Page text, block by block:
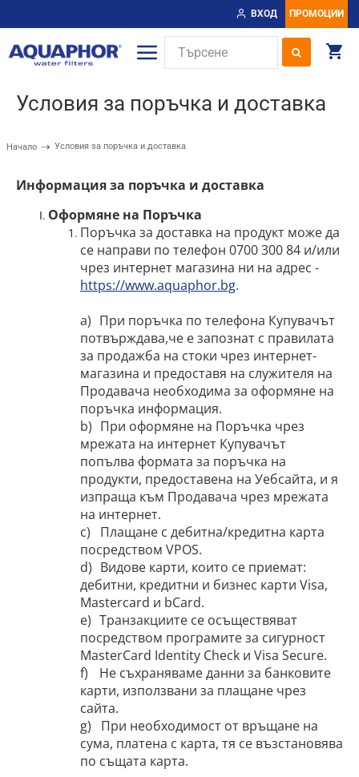
ВХОД ПРОМОЦИИ
Начало Условия за поръчка и доставка
Условия за поръчка и доставка
Информация за поръчка и доставка
Оформяне на Поръчка
Поръчка за доставка на продукт може да
се направи по телефон 0700 300 84 и/или
чрез интернет магазина ни на адрес -
https://www.aquaphor.bg.
a) При поръчка по телефона Купувачът
потвърждава,че е запознат с правилата
за продажба на стоки чрез интернет-
магазина и предоставя на служителя на
Продавача необходима за оформяне на
поръчка информация.
b) При оформяне на Поръчка чрез
мрежата на интернет Купувачът
попълва формата за поръчка на
продукти, предоставена на Уебсайта, и я
изпраща към Продавача чрез мрежата
на интернет.
c)
Плащане с дебитна/кредитна карта
посредством VPOS.
d) Видове карти, които се приемат:
дебитни, кредитни и бизнес карти Visa,
Mastercard и bCard.
e) Транзакциите се осъществяват
посредством програмите за сигурност
MasterCard Identity Check и Visa Secure.
f)
Не съхраняваме данни за банковите
карти, използвани за плащане чрез
сайта.
g)
При необходимост от връщане на
сума, платена с карта, тя се възстановява
по същата карта.